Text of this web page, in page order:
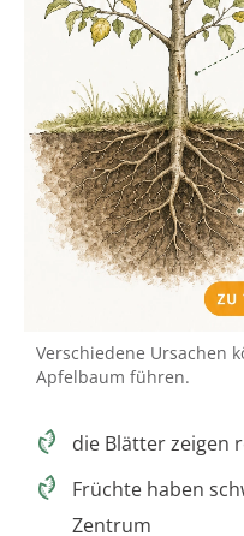
Verschiedene Ursachen
Apfelbaum führen.
die Blätter zeigen
Früchte haben
Zentrum